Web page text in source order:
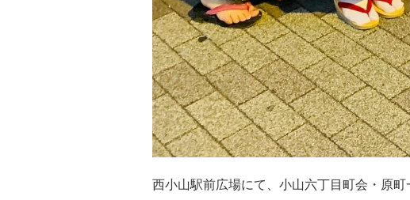
西小山駅前広場にて、小山六丁目町会・原